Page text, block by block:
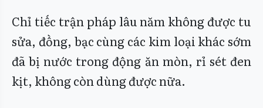
Chỉ tiếc trận pháp lâu năm không được tu
sửa, đồng, bạc cùng các kim loại khác sớm
đã bị nước trong động ăn mòn, rỉ sét đen
kịt, không còn dùng được nữa.